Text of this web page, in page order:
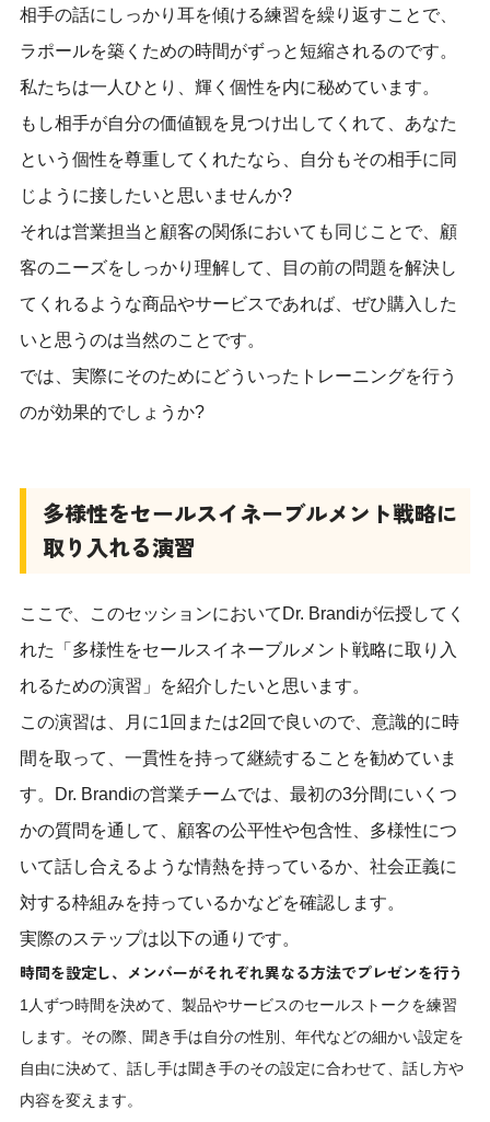
相手の話にしっかり耳を傾ける練習を繰り返すことで、
ラポールを築くための時間がずっと短縮されるのです。
私たちは一人ひとり、輝く個性を内に秘めています。
もし相手が自分の価値観を見つけ出してくれて、あなた
という個性を尊重してくれたなら、自分もその相手に同
じように接したいと思いませんか?
それは営業担当と顧客の関係においても同じことで、顧
客のニーズをしっかり理解して、目の前の問題を解決し
てくれるような商品やサービスであれば、ぜひ購入した
いと思うのは当然のことです。
では、実際にそのためにどういったトレーニングを行う
のが効果的でしょうか?
多様性をセールスイネーブルメント戦略に
取り入れる演習
ここで、このセッションにおいてDr. Brandiが伝授してく
れた「多様性をセールスイネーブルメント戦略に取り入
れるための演習」を紹介したいと思います。
この演習は、月に1回または2回で良いので、意識的に時
間を取って、一貫性を持って継続することを勧めていま
す。Dr. Brandiの営業チームでは、最初の3分間にいくつ
かの質問を通して、顧客の公平性や包含性、多様性につ
いて話し合えるような情熱を持っているか、社会正義に
対する枠組みを持っているかなどを確認します。
実際のステップは以下の通りです。
時間を設定し、メンバーがそれぞれ異なる方法でプレゼンを行う
1人ずつ時間を決めて、製品やサービスのセールストークを練習
します。その際、聞き手は自分の性別、年代などの細かい設定を
自由に決めて、話し手は聞き手のその設定に合わせて、話し方や
内容を変えます。